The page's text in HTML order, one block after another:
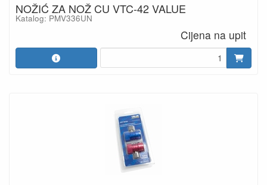
NOŽIĆ ZA NOŽ CU VTC-42 VALUE
Katalog: PMV336UN
Cijena na upit